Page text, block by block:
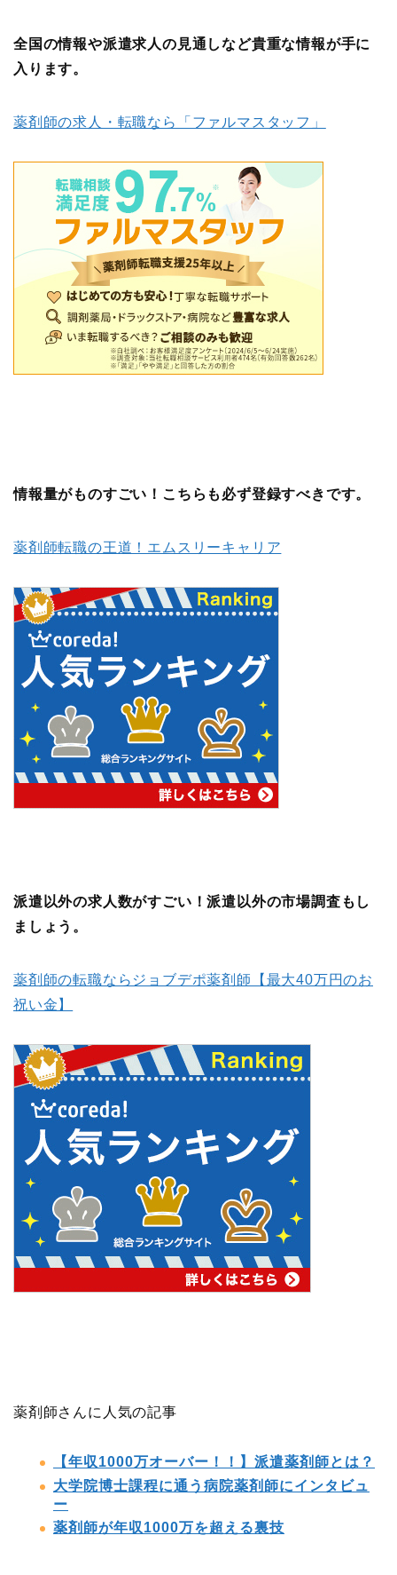
全国の情報や派遣求人の見通しなど貴重な情報が手に
入ります。
薬剤師の求人・転職なら「ファルマスタッフ」
情報量がものすごい！こちらも必ず登録すべきです。
薬剤師転職の王道！エムスリーキャリア
派遣以外の求人数がすごい！派遣以外の市場調査もし
ましょう。
薬剤師の転職ならジョブデポ薬剤師【最大40万円のお
祝い金】
薬剤師さんに人気の記事
【年収1000万オーバー！！】派遣薬剤師とは？
大学院博士課程に通う病院薬剤師にインタビュ
ー
薬剤師が年収1000万を超える裏技